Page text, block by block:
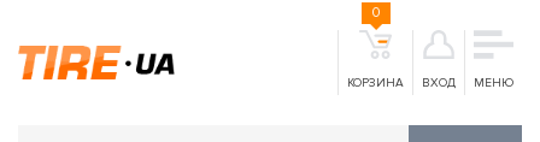
КОРЗИНА
0
ВХОД МЕНЮ